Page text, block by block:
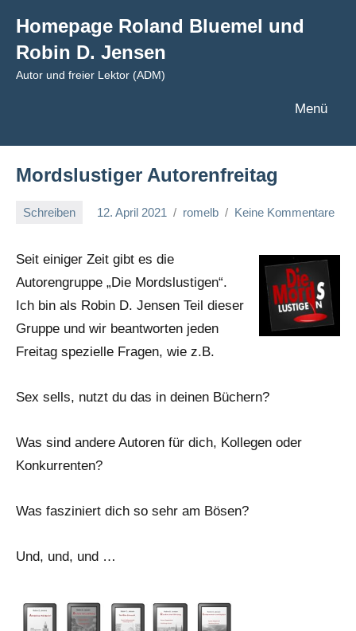
Inhalt
springen
Homepage Roland Bluemel und
Robin D. Jensen
Autor und freier Lektor (ADM)
Menü
Mordslustiger Autorenfreitag
Schreiben 12. April 2021 romelb Keine Kommentare
Seit einiger Zeit gibt es die
Autorengruppe „Die Mordslustigen“.
Ich bin als Robin D. Jensen Teil dieser
Gruppe und wir beantworten jeden
Freitag spezielle Fragen, wie z.B.
Sex sells, nutzt du das in deinen Büchern?
Was sind andere Autoren für dich, Kollegen oder
Konkurrenten?
Was fasziniert dich so sehr am Bösen?
Und, und, und …